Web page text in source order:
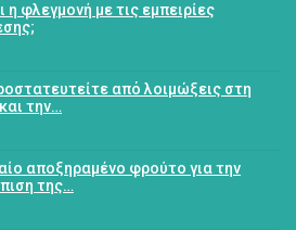
η φλεγμονή με τις εμπειρίες
από λοιμώξεις στη
την…
αποξηραμένο φρούτο για την
της…